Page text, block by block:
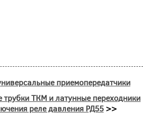
приемопередатчики
ТКМ и латунные переходники
реле давления РД55>>